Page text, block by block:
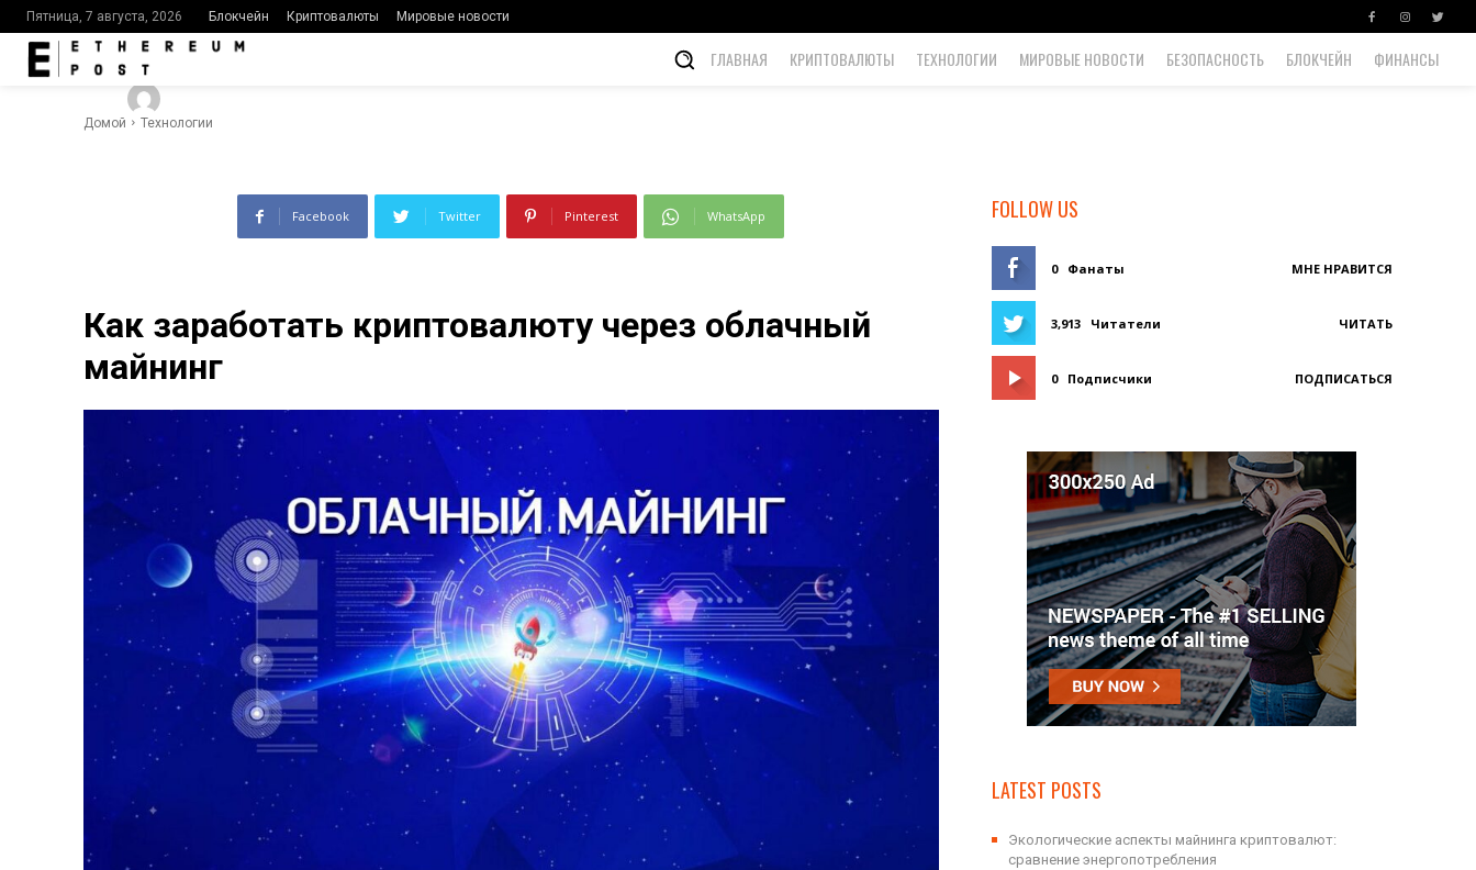
Пятница, 7 августа, 2026 Блокчейн Криптовалюты Мировые новости
ГЛАВНАЯ КРИПТОВАЛЮТЫ ТЕХНОЛОГИИ МИРОВЫЕ НОВОСТИ БЕЗОПАСНОСТЬ БЛОКЧЕЙН ФИНАНСЫ
Домой Технологии
облачный майнинг
Facebook Twitter Pinterest WhatsApp
Как заработать криптовалюту через облачный
майнинг
FOLLOW US
0 Фанаты МНЕ НРАВИТСЯ
3,913 Читатели ЧИТАТЬ
0 Подписчики ПОДПИСАТЬСЯ
LATEST POSTS
Экологические аспекты майнинга криптовалют:
сравнение энергопотребления